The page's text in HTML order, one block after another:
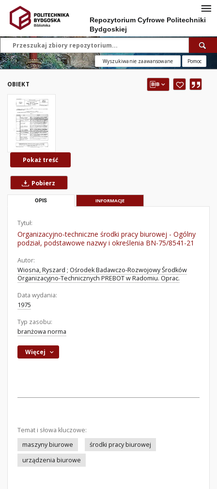
Repozytorium Cyfrowe Politechniki
Bydgoskiej
Wyszukiwanie zaawansowane Pomoc
OBIEKT
Pokaż treść
Pobierz
OPIS INFORMACJE
Tytuł:
Organizacyjno-techniczne środki pracy biurowej - Ogólny
podział, podstawowe nazwy i określenia BN-75/8541-21
Autor:
Wiosna, Ryszard ; Ośrodek Badawczo-Rozwojowy Środków
Organizacyjno-Technicznych PREBOT w Radomiu. Oprac.
Data wydania:
1975
Typ zasobu:
branżowa norma
Więcej
Temat i słowa kluczowe:
maszyny biurowe
środki pracy biurowej
urządzenia biurowe